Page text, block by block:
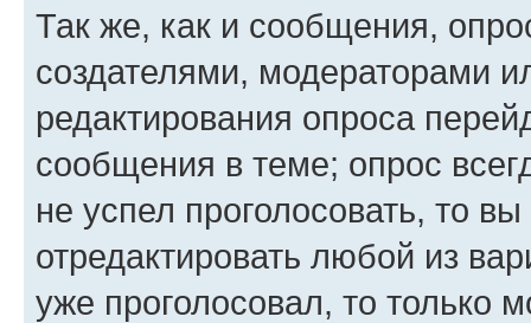
Так же, как и сообщения,
создателями, модераторами
редактирования опроса
сообщения в теме; опрос
не успел проголосовать, то
отредактировать любой из
уже проголосовал, то только